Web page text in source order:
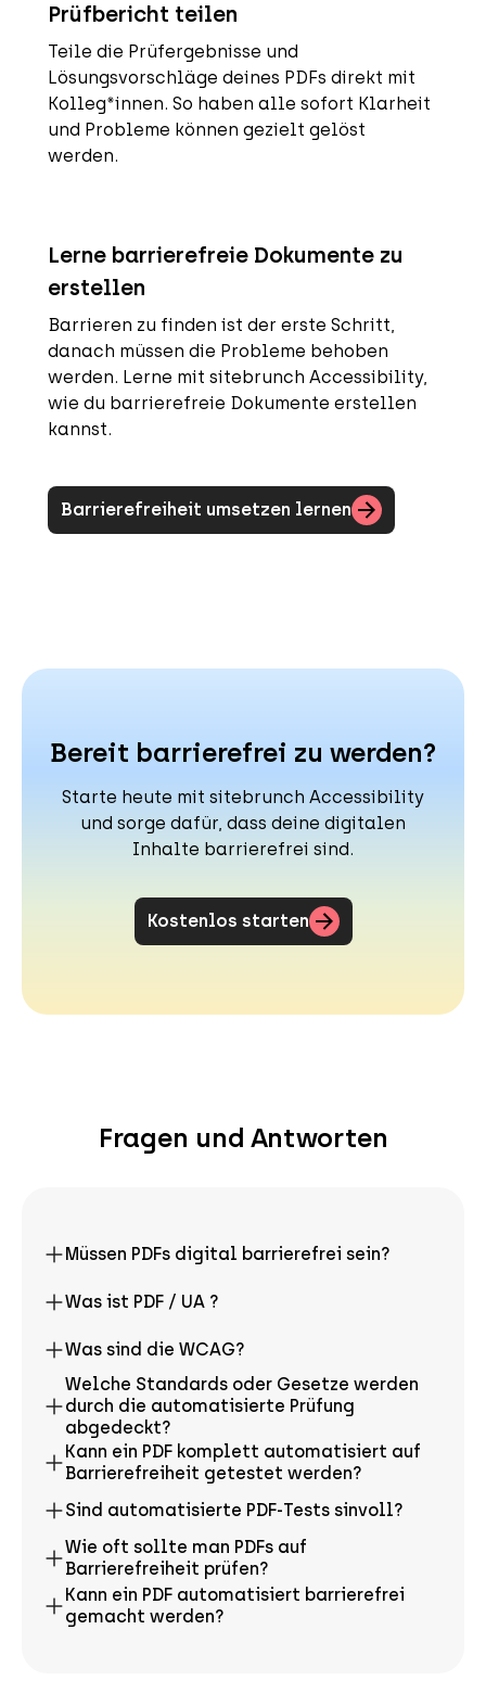
Prüfbericht teilen
Teile die Prüfergebnisse und
Lösungsvorschläge deines PDFs direkt mit
Kolleg*innen. So haben alle sofort Klarheit
und Probleme können gezielt gelöst
werden.
Lerne barrierefreie Dokumente zu
erstellen
Barrieren zu finden ist der erste Schritt,
danach müssen die Probleme behoben
werden. Lerne mit sitebrunch Accessibility,
wie du barrierefreie Dokumente erstellen
kannst.
Barrierefreiheit umsetzen lernen
Bereit barrierefrei zu werden?
Starte heute mit sitebrunch Accessibility
und sorge dafür, dass deine digitalen
Inhalte barrierefrei sind.
Kostenlos starten
(öffnet neuen Tab)
Fragen und Antworten
Müssen PDFs digital barrierefrei sein?
Was ist PDF / UA ?
Was sind die WCAG?
Welche Standards oder Gesetze werden
durch die automatisierte Prüfung
abgedeckt?
Kann ein PDF komplett automatisiert auf
Barrierefreiheit getestet werden?
Sind automatisierte PDF-Tests sinvoll?
Wie oft sollte man PDFs auf
Barrierefreiheit prüfen?
Kann ein PDF automatisiert barrierefrei
gemacht werden?